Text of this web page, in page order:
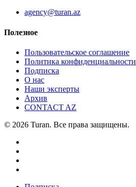
agency@turan.az
Полезное
Пользовательское соглашение
Политика конфиденциальности
Подписка
О нас
Наши эксперты
Архив
CONTACT AZ
© 2026 Turan. Все права защищены.